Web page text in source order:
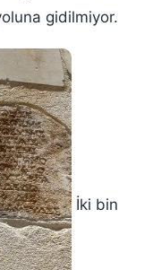
gidilmiyor.
İki bin